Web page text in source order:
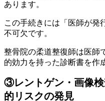
あります。
この手続きには「医師が発
不可欠です。
整骨院の柔道整復師は医師
的効力を持った診断書を作
③レントゲン・画像
的リスクの発見